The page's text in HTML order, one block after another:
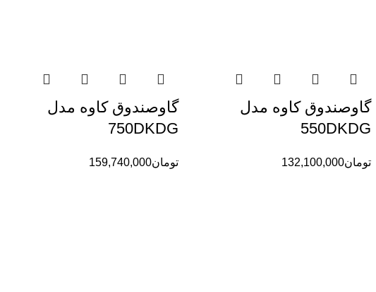
گاوصندوق کاوه مدل
550DKDG
تومان132,100,000
گاوصندوق کاوه مدل
750DKDG
تومان159,740,000